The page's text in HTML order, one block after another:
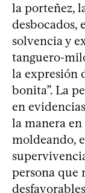
la porteñez,
desbocados,
solvencia y
tanguero-
la expresión
bonita”. La
en
la manera en
moldeando,
persona que